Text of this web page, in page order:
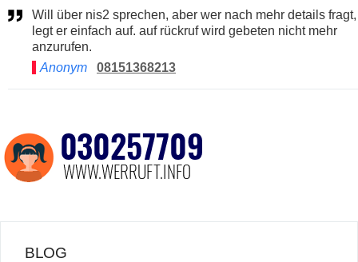
Will über nis2 sprechen, aber wer nach mehr details fragt,
legt er einfach auf. auf rückruf wird gebeten nicht mehr
anzurufen.
Anonym
08151368213
BLOG